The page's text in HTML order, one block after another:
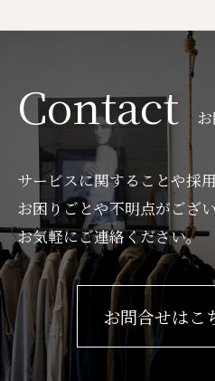
Contact
サービスに関することや採
お困りごとや不明点がござ
お気軽にご連絡ください。
お問合せはこ